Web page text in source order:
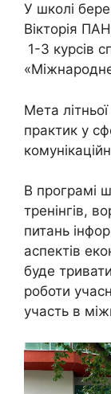
У школі
Вікторія
1-3 курсів
Мета
практик у
В програмі
тренінгів,
питань
аспектів
буде
роботи
участь в